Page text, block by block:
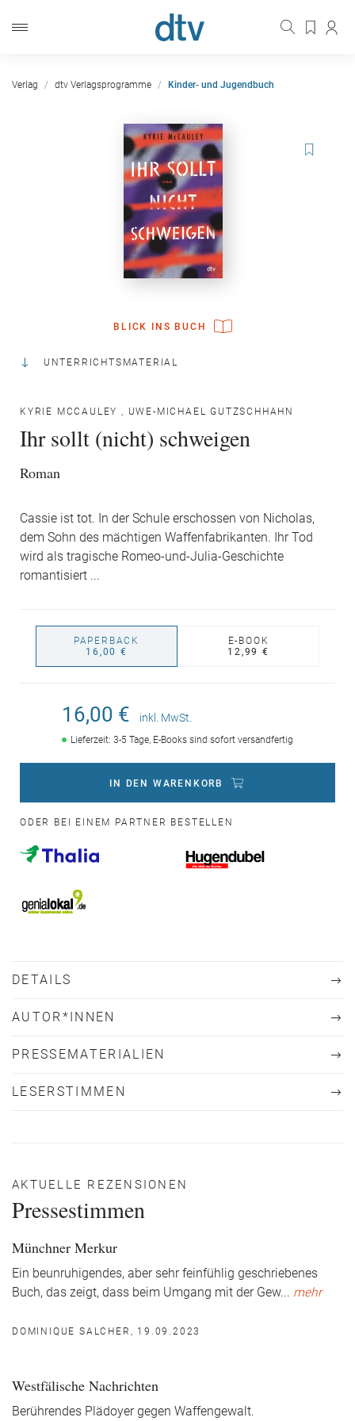
Verlag dtv Verlagsprogramme Kinder- und Jugendbuch
BLICK INS BUCH
UNTERRICHTSMATERIAL
KYRIE MCCAULEY , UWE-MICHAEL GUTZSCHHAHN
Ihr sollt (nicht) schweigen
Roman
Cassie ist tot. In der Schule erschossen von Nicholas,
dem Sohn des mächtigen Waffenfabrikanten. Ihr Tod
wird als tragische Romeo-und-Julia-Geschichte
romantisiert ...
PAPERBACK
16,00 €
E-BOOK
12,99 €
16,00 € inkl. MwSt.
Lieferzeit: 3-5 Tage, E-Books sind sofort versandfertig
IN DEN WARENKORB
ODER BEI EINEM PARTNER BESTELLEN
DETAILS
AUTOR*INNEN
PRESSEMATERIALIEN
LESERSTIMMEN
AKTUELLE REZENSIONEN
Pressestimmen
Münchner Merkur
Ein beunruhigendes, aber sehr feinfühlig geschriebenes
Buch, das zeigt, dass beim Umgang mit der Gew... mehr
DOMINIQUE SALCHER, 19.09.2023
Westfälische Nachrichten
Berührendes Plädoyer gegen Waffengewalt.